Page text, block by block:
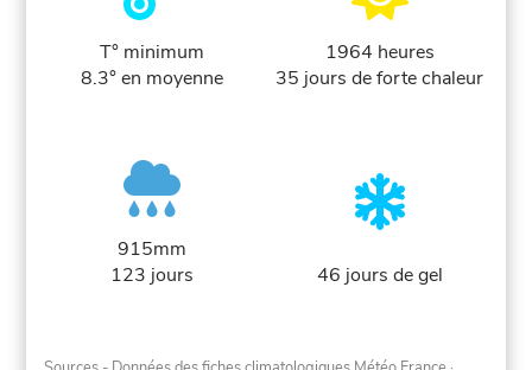
T° minimum
8.3° en moyenne
1964 heures
35 jours de forte chaleur
915mm
123 jours
46 jours de gel